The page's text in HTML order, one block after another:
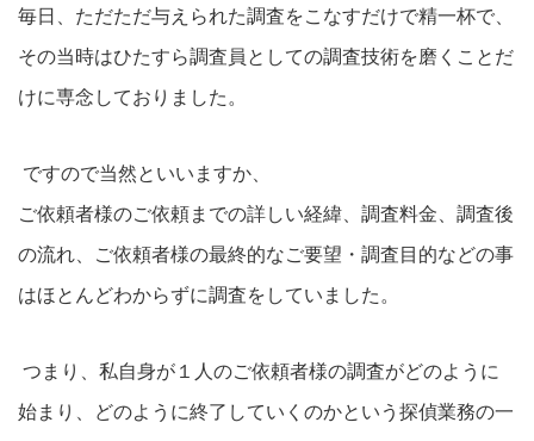
毎日、ただただ与えられた調査をこなすだけで精一杯で、
その当時はひたすら調査員としての調査技術を磨くことだ
けに専念しておりました。
ですので当然といいますか、
ご依頼者様のご依頼までの詳しい経緯、調査料金、調査後
の流れ、ご依頼者様の最終的なご要望・調査目的などの事
はほとんどわからずに調査をしていました。
つまり、私自身が１人のご依頼者様の調査がどのように
始まり、どのように終了していくのかという探偵業務の一